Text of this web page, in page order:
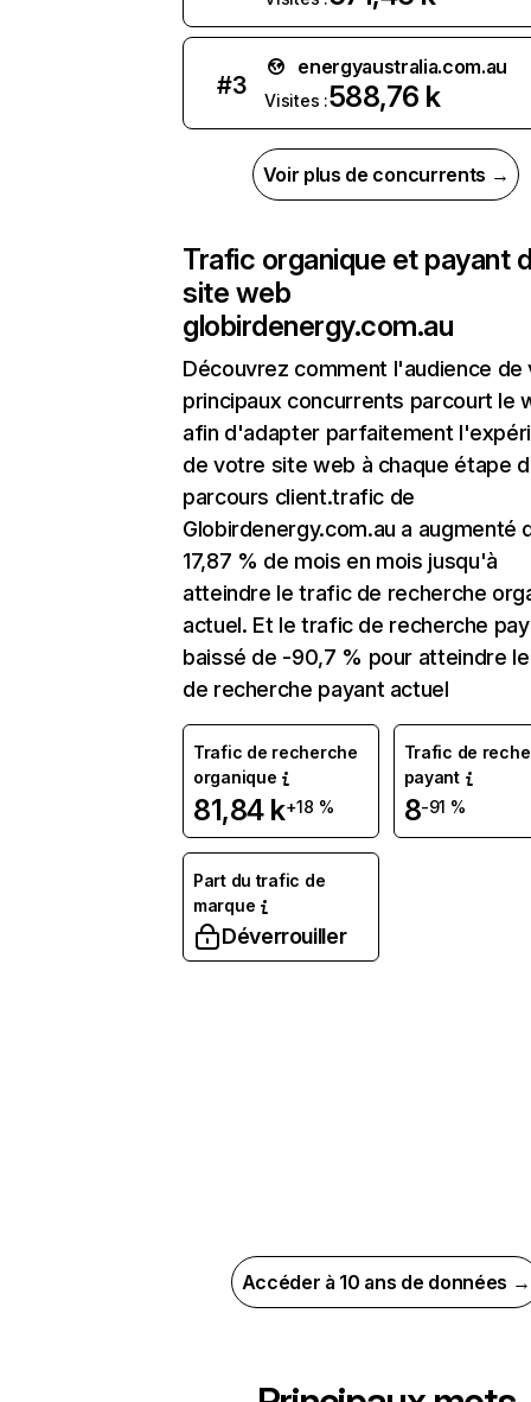
#3
energyaustralia.com.au
Visites :588,76 k
Voir plus de concurrents →
Trafic organique et payant
site web
globirdenergy.com.au
Découvrez comment l'audience de
principaux concurrents parcourt le
afin d'adapter parfaitement
de votre site web à chaque étape
parcours client.trafic de
Globirdenergy.com.au a augmenté
17,87 % de mois en mois jusqu'à
atteindre le trafic de recherche
actuel. Et le trafic de recherche
baissé de -90,7 % pour atteindre
de recherche payant actuel
Trafic de recherche
organique
81,84 k+18 %
Trafic de
payant
8-91 %
Part du trafic de
marque
Déverrouiller
Accéder à 10 ans de données →